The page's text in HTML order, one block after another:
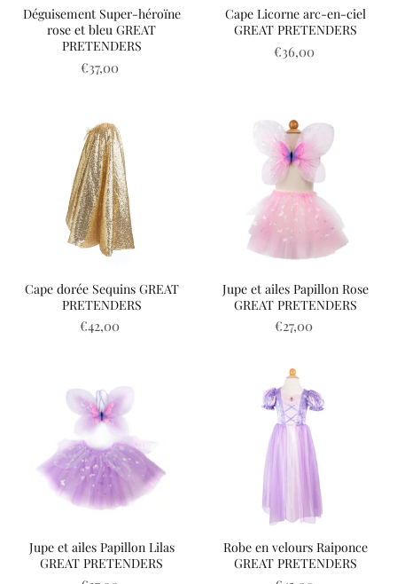
Déguisement Super-héroïne
rose et bleu GREAT
PRETENDERS
€37,00
Cape Licorne arc-en-ciel
GREAT PRETENDERS
€36,00
Cape dorée Sequins GREAT
PRETENDERS
€42,00
Jupe et ailes Papillon Rose
GREAT PRETENDERS
€27,00
Jupe et ailes Papillon Lilas
GREAT PRETENDERS
Robe en velours Raiponce
GREAT PRETENDERS